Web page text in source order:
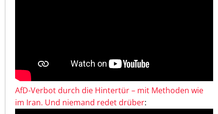
AfD-Verbot durch die Hintertür – mit Methoden wie
im Iran. Und niemand redet drüber: